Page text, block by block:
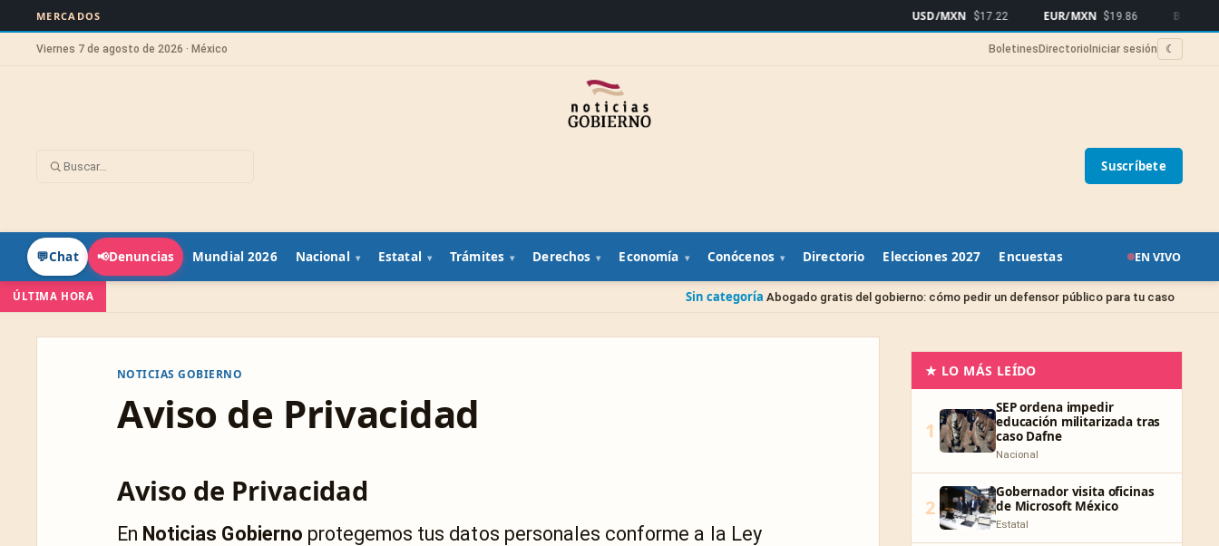
MERCADOS USD/MXN $17.22 EUR/MXN $19.86 Bitcoin
Viernes 7 de agosto de 2026 · México Boletines Directorio Iniciar sesión ☾
Suscríbete
💬Chat 📢Denuncias Mundial 2026 Nacional Estatal Trámites Derechos Economía Conócenos Directorio Elecciones 2027 Encuestas EN VIVO
ÚLTIMA HORA Sin categoríaAbogado gratis del gobierno: cómo pedir un defensor público para tu caso
NOTICIAS GOBIERNO
Aviso de Privacidad
Aviso de Privacidad
En Noticias Gobierno protegemos tus datos personales conforme a la Ley
★ LO MÁS LEÍDO
1
SEP ordena impedir
educación militarizada tras
caso Dafne
Nacional
2
Gobernador visita oficinas
de Microsoft México
Estatal